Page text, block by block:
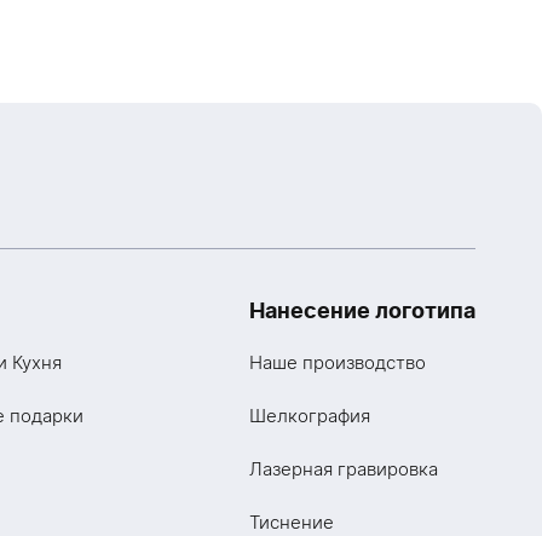
Кухня
подарки
Нанесение логотипа
Наше производство
Шелкография
Лазерная гравировка
Тиснение